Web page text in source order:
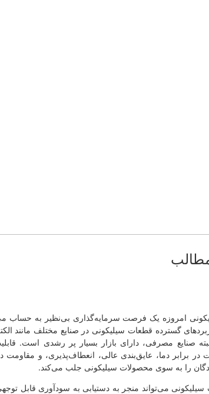
سرمایه‌گذاری بی‌نظیر به حساب می‌آید. این صنعت
سیلیکونی در صنایع مختلف مانند الکترونیک، پزشکی،
بازار بسیار پر رشدی است. قابلیت‌های خاص این
عالی، انعطاف‌پذیری، و مقاومت در برابر شوک‌ها،
سیلیکونی جلب می‌کند.
به دستیابی به سودآوری قابل توجهی شود. همچنین،